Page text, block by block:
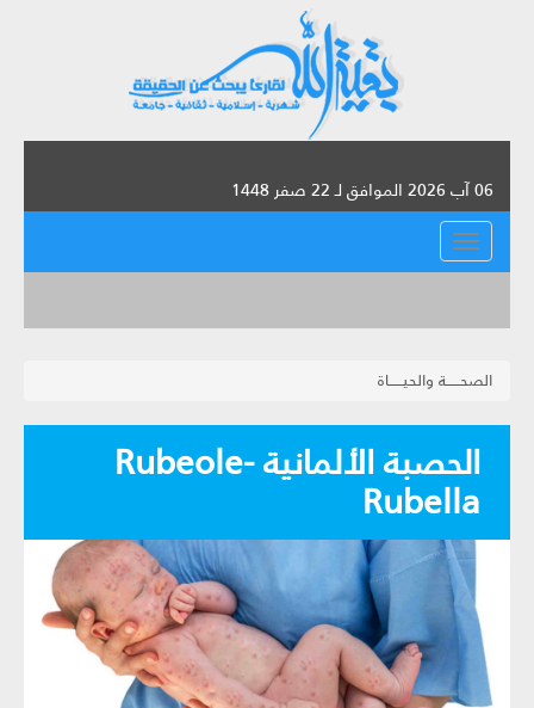
06 آب 2026 الموافق لـ 22 صفر 1448
القائمة
الصحــــــة والحيــــــاة
الحصبة الألمانية Rubeole-
Rubella